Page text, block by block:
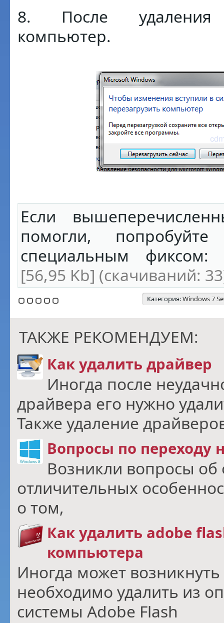
8. После удаления
компьютер.
Если
помогли, попробуйте
специальным фиксом:
[56,95 Kb] (cкачиваний:
Категория:Windows 7
ТАКЖЕ РЕКОМЕНДУЕМ:
Как удалить драйвер
Иногда после
драйвера его нужно
Также удаление
Вопросы по переходу
Возникли вопросы
отличительных
о том,
Как удалить adobe
компьютера
Иногда может возникнуть
необходимо удалить из
системы Adobe Flash